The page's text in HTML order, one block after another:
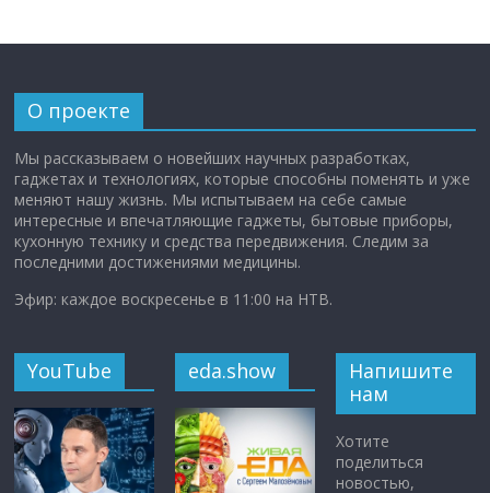
О проекте
Мы рассказываем о новейших научных разработках,
гаджетах и технологиях, которые способны поменять и уже
меняют нашу жизнь. Мы испытываем на себе самые
интересные и впечатляющие гаджеты, бытовые приборы,
кухонную технику и средства передвижения. Следим за
последними достижениями медицины.
Эфир: каждое воскресенье в 11:00 на НТВ.
YouTube eda.show
Напишите
нам
Хотите
поделиться
новостью,